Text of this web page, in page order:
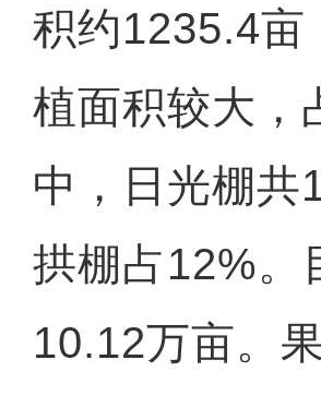
积约1235.4亩
植面积较大，
中，日光棚共
拱棚占12%。
10.12万亩。